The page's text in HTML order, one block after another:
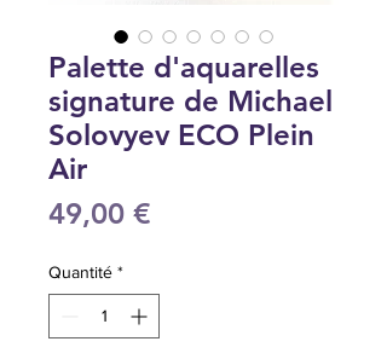
Palette d'aquarelles
signature de Michael
Solovyev ECO Plein
Air
49,00 €
Quantité *